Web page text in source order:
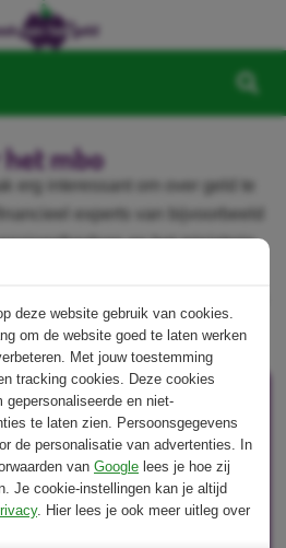
het mbo
erg interessant om over geld te
experts van bijvoorbeeld
en het ministerie
gratis gastles geven in jouw
deze website gebruik van cookies.
om de website goed te laten werken
Met jouw toestemming
tracking cookies. Deze cookies
gepersonaliseerde en niet-
te laten zien. Persoonsgegevens
de personalisatie van advertenties. In
van Google lees je hoe zij
Je cookie-instellingen kan je altijd
. Hier lees je ook meer uitleg over